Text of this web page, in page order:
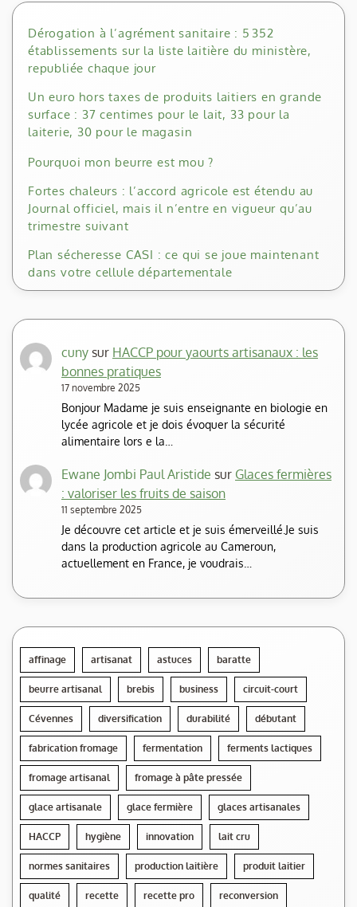
Dérogation à l’agrément sanitaire : 5 352
établissements sur la liste laitière du ministère,
republiée chaque jour
Un euro hors taxes de produits laitiers en grande
surface : 37 centimes pour le lait, 33 pour la
laiterie, 30 pour le magasin
Pourquoi mon beurre est mou ?
Fortes chaleurs : l’accord agricole est étendu au
Journal officiel, mais il n’entre en vigueur qu’au
trimestre suivant
Plan sécheresse CASI : ce qui se joue maintenant
dans votre cellule départementale
cuny sur HACCP pour yaourts artisanaux : les
bonnes pratiques
17 novembre 2025
Bonjour Madame je suis enseignante en biologie en
lycée agricole et je dois évoquer la sécurité
alimentaire lors e la…
Ewane Jombi Paul Aristide sur Glaces fermières
: valoriser les fruits de saison
11 septembre 2025
Je découvre cet article et je suis émerveillé.Je suis
dans la production agricole au Cameroun,
actuellement en France, je voudrais…
affinage artisanat astuces baratte
beurre artisanal brebis business circuit-court
Cévennes diversification durabilité débutant
fabrication fromage fermentation ferments lactiques
fromage artisanal fromage à pâte pressée
glace artisanale glace fermière glaces artisanales
HACCP hygiène innovation lait cru
normes sanitaires production laitière produit laitier
qualité recette recette pro reconversion